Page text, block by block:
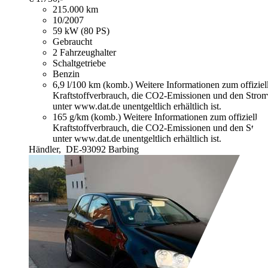
215.000 km
10/2007
59 kW (80 PS)
Gebraucht
2 Fahrzeughalter
Schaltgetriebe
Benzin
6,9 l/100 km (komb.) Weitere Informationen zum
Kraftstoffverbrauch, die CO2-Emissionen und den
unter www.dat.de unentgeltlich erhältlich ist.
165 g/km (komb.) Weitere Informationen zum
Kraftstoffverbrauch, die CO2-Emissionen und den
unter www.dat.de unentgeltlich erhältlich ist.
Händler, DE-93092 Barbing